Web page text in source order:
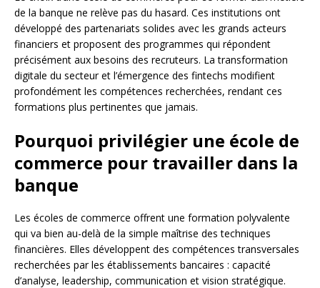
de la banque ne relève pas du hasard. Ces institutions ont
développé des partenariats solides avec les grands acteurs
financiers et proposent des programmes qui répondent
précisément aux besoins des recruteurs. La transformation
digitale du secteur et l’émergence des fintechs modifient
profondément les compétences recherchées, rendant ces
formations plus pertinentes que jamais.
Pourquoi privilégier une école de
commerce pour travailler dans la
banque
Les écoles de commerce offrent une formation polyvalente
qui va bien au-delà de la simple maîtrise des techniques
financières. Elles développent des compétences transversales
recherchées par les établissements bancaires : capacité
d’analyse, leadership, communication et vision stratégique.